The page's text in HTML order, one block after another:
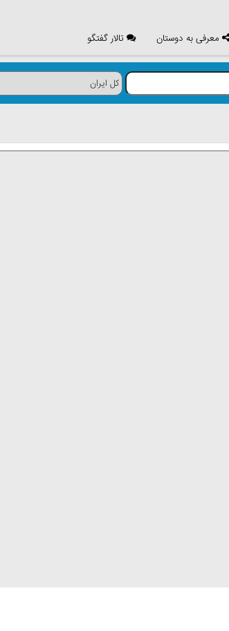
معرفی به دوستان تالار گفتگو